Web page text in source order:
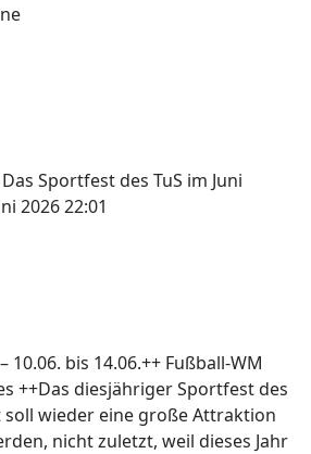
Sportfest des TuS im Juni
2026 22:01
10.06. bis 14.06.++ Fußball-WM
++Das diesjähriger Sportfest des
soll wieder eine große Attraktion
nicht zuletzt, weil dieses Jahr